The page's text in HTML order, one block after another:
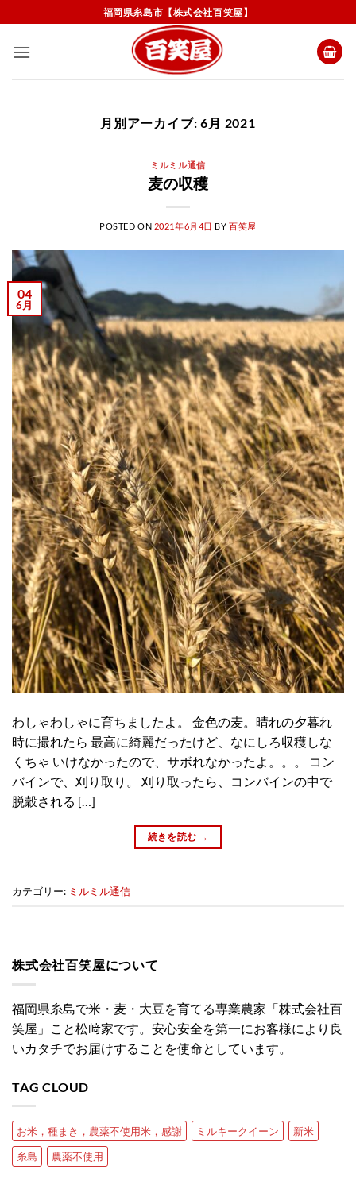
to
content
福岡県糸島市【株式会社百笑屋】
月別アーカイブ:6月 2021
ミルミル通信
麦の収穫
POSTED ON 2021年6月4日 BY百笑屋
04
6月
わしゃわしゃに育ちましたよ。 金色の麦。晴れの夕暮れ
時に撮れたら 最高に綺麗だったけど、なにしろ収穫しな
くちゃ いけなかったので、サボれなかったよ。。。 コン
バインで、刈り取り。 刈り取ったら、コンバインの中で
脱穀される […]
続きを読む →
カテゴリー: ミルミル通信
株式会社百笑屋について
福岡県糸島で米・麦・大豆を育てる専業農家「株式会社百
笑屋」こと松﨑家です。安心安全を第一にお客様により良
いカタチでお届けすることを使命としています。
TAG CLOUD
お米，種まき，農薬不使用米，感謝 ミルキークイーン
新米
糸島
農薬不使用